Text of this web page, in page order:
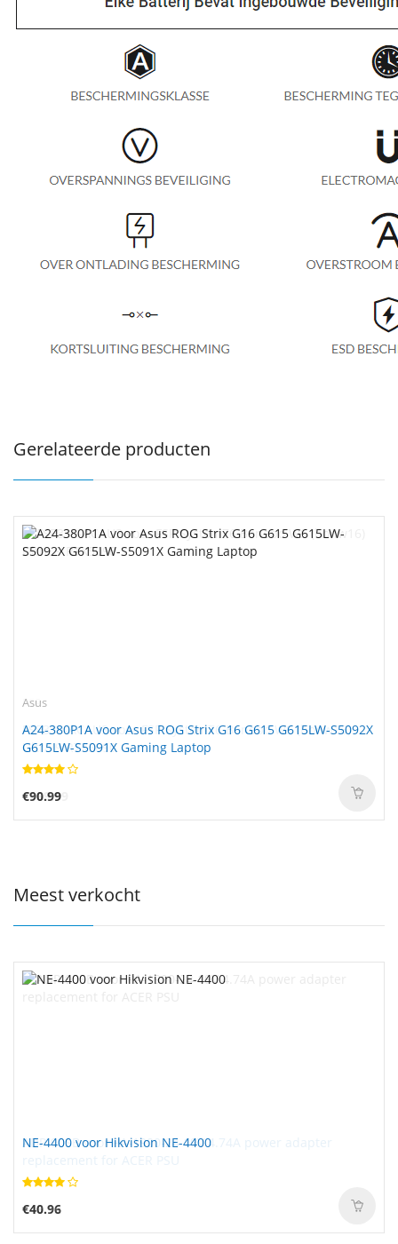
Gerelateerde producten
Asus
A24-380P1A voor Asus ROG Strix G16 G615 G615LW-S5092X
G615LW-S5091X Gaming Laptop
€90.99
Meest verkocht
NE-4400 voor Hikvision NE-4400
€40.96